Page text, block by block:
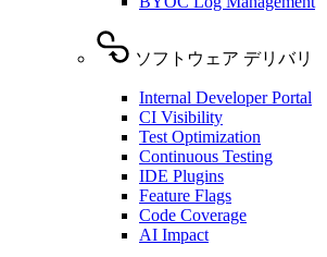
ソフトウェア デリバリ
Internal Developer Portal
CI Visibility
Test Optimization
Continuous Testing
IDE Plugins
Feature Flags
Code Coverage
AI Impact